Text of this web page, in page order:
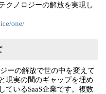
クノロジーの解放を実現し
one/
ーの解放で世の中を変えて
現実の間のギャップを埋め
ているSaaS企業です。複数